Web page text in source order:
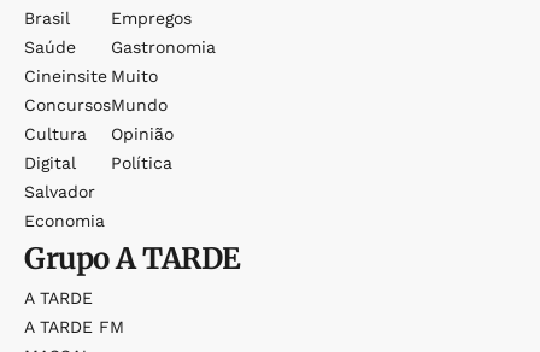
Brasil
Saúde
Cineinsite
Concursos
Cultura
Digital
Salvador
Economia
Empregos
Gastronomia
Muito
Mundo
Opinião
Política
GrupoA TARDE
A TARDE
A TARDE FM